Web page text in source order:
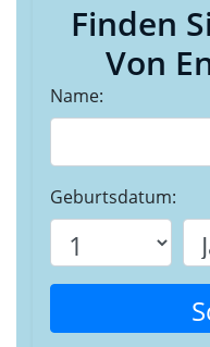
Finden
Von
Name:
Geburtsdatum: